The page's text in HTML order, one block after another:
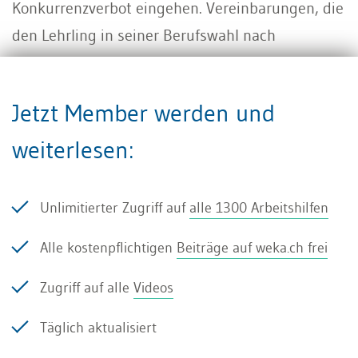
Konkurrenzverbot eingehen. Vereinbarungen, die
den Lehrling in seiner Berufswahl nach
Lehrabschluss beschränken, sind gemäss Art.
Einblick in den Kundenkreis
Ein Konkurrenzverbot ist nur verbindlich, wenn
der Arbeitnehmer im Rahmen seiner Tätigkeit
Einblick in den Kundenkreis hatte (Art. 340 Abs.
Jetzt Member werden und
weiterlesen:
Unlimitierter Zugriff auf alle 1300 Arbeitshilfen
Alle kostenpflichtigen Beiträge auf weka.ch frei
Zugriff auf alle Videos
Täglich aktualisiert